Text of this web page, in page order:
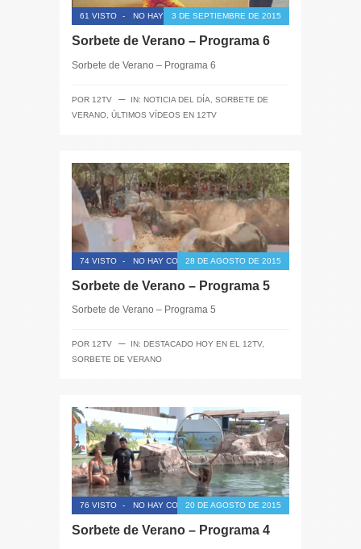
61 VISTO - NO HAY COMENTARIOS
3 DE SEPTIEMBRE DE 2015
Sorbete de Verano – Programa 6
Sorbete de Verano – Programa 6
POR 12TV ─ IN: NOTICIA DEL DÍA
SORBETE DE
VERANO ÚLTIMOS VÍDEOS EN 12TV
74 VISTO - NO HAY COMENTARIOS28 DE AGOSTO DE 2015
Sorbete de Verano – Programa 5
Sorbete de Verano – Programa 5
POR 12TV ─ IN: DESTACADO HOY EN EL 12TV,
SORBETE DE VERANO
76 VISTO - NO HAY COMENTARIOS20 DE AGOSTO DE 2015
Sorbete de Verano – Programa 4